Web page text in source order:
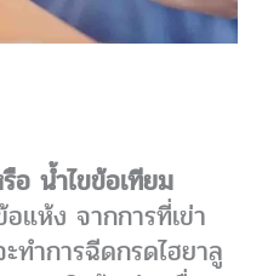
อ น้ำไขข้อเทียม
แห้ง จากการที่เข่า
ทำการฉีดกรดไฮยาลู